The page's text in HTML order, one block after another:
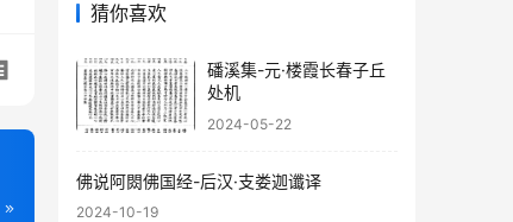
猜你喜欢
磻溪集-元·楼霞长春子丘
处机
2024-05-22
佛说阿閦佛国经-后汉·支娄迦谶译
2024-10-19